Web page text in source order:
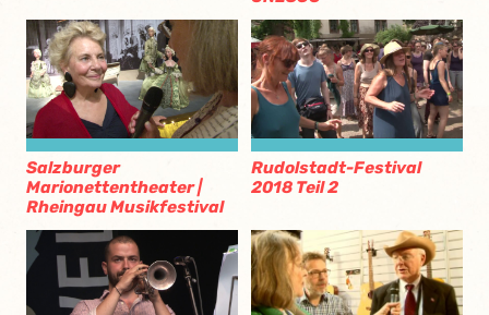
Salzburger
Marionettentheater |
Rheingau Musikfestival
Rudolstadt-Festival
2018 Teil 2